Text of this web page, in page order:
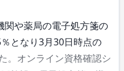
や薬局の電子処方箋の
となり3月30日時点の
。オンライン資格確認シ